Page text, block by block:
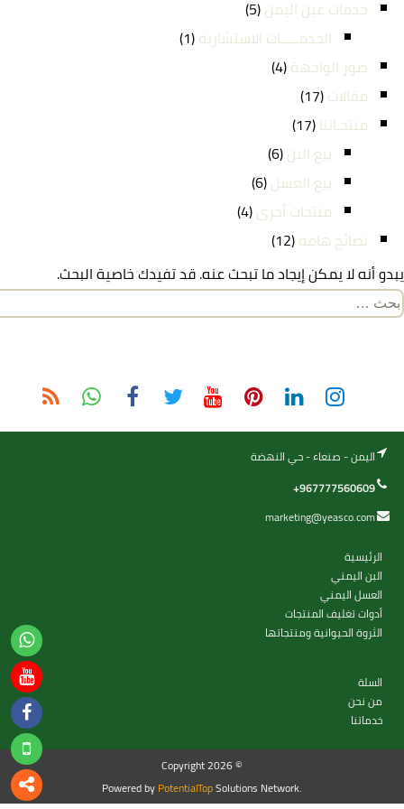
خدمات عين اليمن(5)
الخدمـــــات الاستشارية(1)
صور الواجهة(4)
مقالات(17)
منتجـاتنا (17)
بيع البن(6)
بيع العسل(6)
منتجات أخرى(4)
نصائح هامة(12)
يبدو أنه لا يمكن إيجاد ما تبحث عنه. قد تفيدك خاصية البحث.
البحث
اليمن - صنعاء - حي النهضة
+967777560609
marketing@yeasco.com
الرئيسية
البن اليمني
العسل اليمني
أدوات تغليف المنتجات
الثروة الحيوانية ومنتجاتها
السلة
من نحن
خدماتنا
Copyright 2026 ©
Powered byPotentialTopSolutions Network.